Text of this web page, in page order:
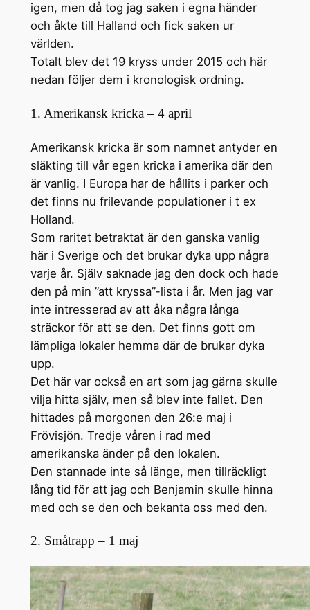
igen, men då tog jag saken i egna händer
och åkte till Halland och fick saken ur
världen.
Totalt blev det 19 kryss under 2015 och här
nedan följer dem i kronologisk ordning.
1. Amerikansk kricka – 4 april
Amerikansk kricka är som namnet antyder en
släkting till vår egen kricka i amerika där den
är vanlig. I Europa har de hållits i parker och
det finns nu frilevande populationer i t ex
Holland.
Som raritet betraktat är den ganska vanlig
här i Sverige och det brukar dyka upp några
varje år. Själv saknade jag den dock och hade
den på min ”att kryssa”-lista i år. Men jag var
inte intresserad av att åka några långa
sträckor för att se den. Det finns gott om
lämpliga lokaler hemma där de brukar dyka
upp.
Det här var också en art som jag gärna skulle
vilja hitta själv, men så blev inte fallet. Den
hittades på morgonen den 26:e maj i
Frövisjön. Tredje våren i rad med
amerikanska änder på den lokalen.
Den stannade inte så länge, men tillräckligt
lång tid för att jag och Benjamin skulle hinna
med och se den och bekanta oss med den.
2. Småtrapp – 1 maj